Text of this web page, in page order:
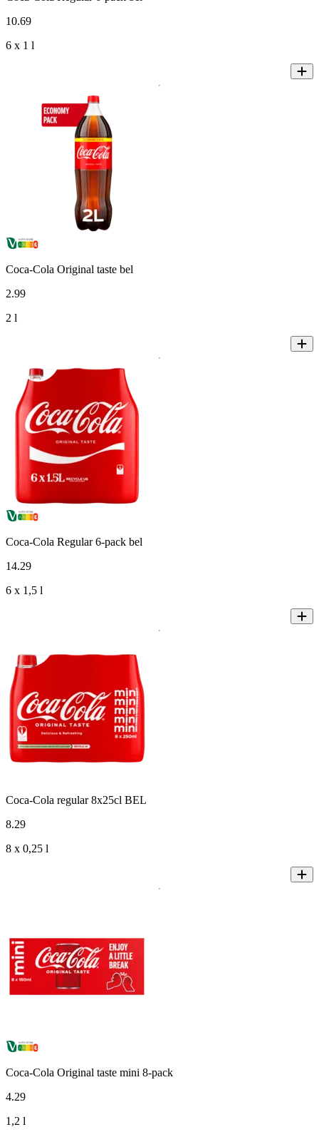
10.69
6 x 1 l
Coca-Cola Original taste bel
2.99
2 l
Coca-Cola Regular 6-pack bel
14.29
6 x 1,5 l
Coca-Cola regular 8x25cl BEL
8.29
8 x 0,25 l
Coca-Cola Original taste mini 8-pack
4.29
1,2 l